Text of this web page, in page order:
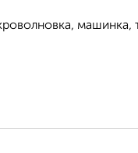
машинка,